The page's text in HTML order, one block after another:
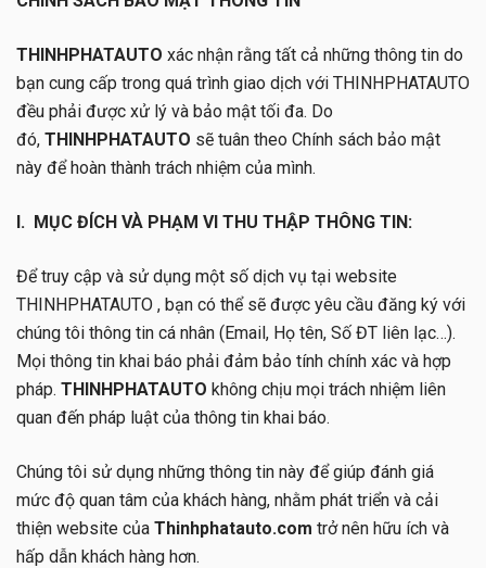
THINHPHATAUTO xác nhận rằng tất cả những thông tin do
bạn cung cấp trong quá trình giao dịch với THINHPHATAUTO
đều phải được xử lý và bảo mật tối đa. Do
đó, THINHPHATAUTO sẽ tuân theo Chính sách bảo mật
này để hoàn thành trách nhiệm của mình.
I. MỤC ĐÍCH VÀ PHẠM VI THU THẬP THÔNG TIN:
Để truy cập và sử dụng một số dịch vụ tại website
THINHPHATAUTO , bạn có thể sẽ được yêu cầu đăng ký với
chúng tôi thông tin cá nhân (Email, Họ tên, Số ĐT liên lạc…).
Mọi thông tin khai báo phải đảm bảo tính chính xác và hợp
pháp. THINHPHATAUTO không chịu mọi trách nhiệm liên
quan đến pháp luật của thông tin khai báo.
Chúng tôi sử dụng những thông tin này để giúp đánh giá
mức độ quan tâm của khách hàng, nhằm phát triển và cải
thiện website của Thinhphatauto.com trở nên hữu ích và
hấp dẫn khách hàng hơn.